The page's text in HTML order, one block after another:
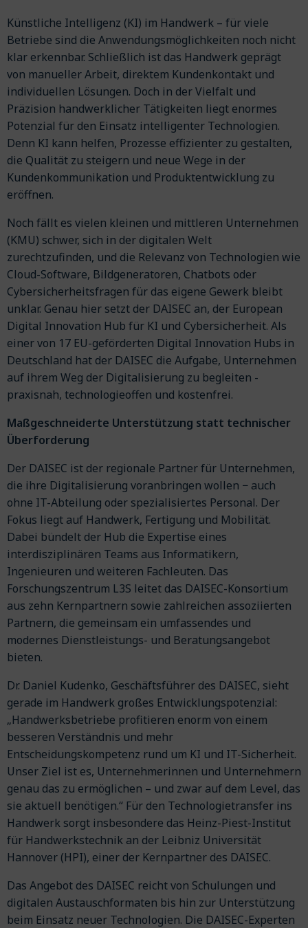
Künstliche Intelligenz (KI) im Handwerk – für viele
Betriebe sind die Anwendungsmöglichkeiten noch nicht
klar erkennbar. Schließlich ist das Handwerk geprägt
von manueller Arbeit, direktem Kundenkontakt und
individuellen Lösungen. Doch in der Vielfalt und
Präzision handwerklicher Tätigkeiten liegt enormes
Potenzial für den Einsatz intelligenter Technologien.
Denn KI kann helfen, Prozesse effizienter zu gestalten,
die Qualität zu steigern und neue Wege in der
Kundenkommunikation und Produktentwicklung zu
eröffnen.
Noch fällt es vielen kleinen und mittleren Unternehmen
(KMU) schwer, sich in der digitalen Welt
zurechtzufinden, und die Relevanz von Technologien wie
Cloud-Software, Bildgeneratoren, Chatbots oder
Cybersicherheitsfragen für das eigene Gewerk bleibt
unklar. Genau hier setzt der DAISEC an, der European
Digital Innovation Hub für KI und Cybersicherheit. Als
einer von 17 EU-geförderten Digital Innovation Hubs in
Deutschland hat der DAISEC die Aufgabe, Unternehmen
auf ihrem Weg der Digitalisierung zu begleiten -
praxisnah, technologieoffen und kostenfrei.
Maßgeschneiderte Unterstützung statt technischer
Überforderung
Der DAISEC ist der regionale Partner für Unternehmen,
die ihre Digitalisierung voranbringen wollen − auch
ohne IT-Abteilung oder spezialisiertes Personal. Der
Fokus liegt auf Handwerk, Fertigung und Mobilität.
Dabei bündelt der Hub die Expertise eines
interdisziplinären Teams aus Informatikern,
Ingenieuren und weiteren Fachleuten. Das
Forschungszentrum L3S leitet das DAISEC-Konsortium
aus zehn Kernpartnern sowie zahlreichen assoziierten
Partnern, die gemeinsam ein umfassendes und
modernes Dienstleistungs- und Beratungsangebot
bieten.
Dr. Daniel Kudenko, Geschäftsführer des DAISEC, sieht
gerade im Handwerk großes Entwicklungspotenzial:
„Handwerksbetriebe profitieren enorm von einem
besseren Verständnis und mehr
Entscheidungskompetenz rund um KI und IT-Sicherheit.
Unser Ziel ist es, Unternehmerinnen und Unternehmern
genau das zu ermöglichen – und zwar auf dem Level, das
sie aktuell benötigen.“ Für den Technologietransfer ins
Handwerk sorgt insbesondere das Heinz-Piest-Institut
für Handwerkstechnik an der Leibniz Universität
Hannover (HPI), einer der Kernpartner des DAISEC.
Das Angebot des DAISEC reicht von Schulungen und
digitalen Austauschformaten bis hin zur Unterstützung
beim Einsatz neuer Technologien. Die DAISEC-Experten